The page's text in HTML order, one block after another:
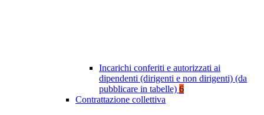
Incarichi conferiti e autorizzati ai
dipendenti (dirigenti e non dirigenti) (da
pubblicare in tabelle) 6
Contrattazione collettiva